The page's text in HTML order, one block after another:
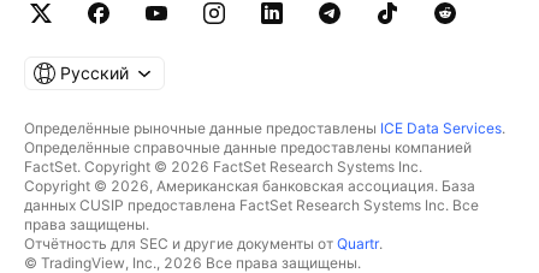
Русский
Определённые рыночные данные предоставлены ICE Data Services.
Определённые справочные данные предоставлены компанией
FactSet. Copyright © 2026 FactSet Research Systems Inc.
Copyright © 2026, Американская банковская ассоциация. База
данных CUSIP предоставлена FactSet Research Systems Inc. Все
права защищены.
Отчётность для SEC и другие документы от Quartr.
© TradingView, Inc., 2026 Все права защищены.